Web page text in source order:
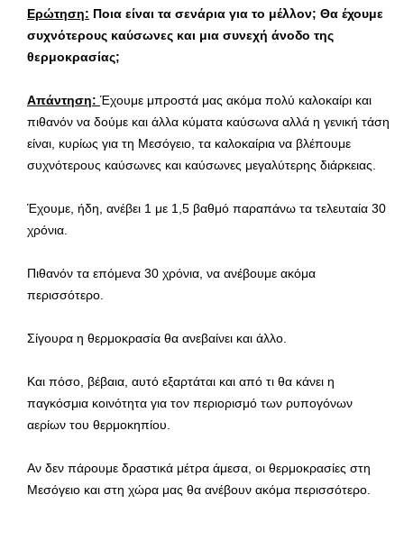
Ερώτηση: Ποια είναι τα σενάρια για το μέλλον; Θα έχουμε
συχνότερους καύσωνες και μια συνεχή άνοδο της
θερμοκρασίας;
Απάντηση: Έχουμε μπροστά μας ακόμα πολύ καλοκαίρι και
πιθανόν να δούμε και άλλα κύματα καύσωνα αλλά η γενική τάση
είναι, κυρίως για τη Μεσόγειο, τα καλοκαίρια να βλέπουμε
συχνότερους καύσωνες και καύσωνες μεγαλύτερης διάρκειας.
Έχουμε, ήδη, ανέβει 1 με 1,5 βαθμό παραπάνω τα τελευταία 30
χρόνια.
Πιθανόν τα επόμενα 30 χρόνια, να ανέβουμε ακόμα
περισσότερο.
Σίγουρα η θερμοκρασία θα ανεβαίνει και άλλο.
Και πόσο, βέβαια, αυτό εξαρτάται και από τι θα κάνει η
παγκόσμια κοινότητα για τον περιορισμό των ρυπογόνων
αερίων του θερμοκηπίου.
Αν δεν πάρουμε δραστικά μέτρα άμεσα, οι θερμοκρασίες στη
Μεσόγειο και στη χώρα μας θα ανέβουν ακόμα περισσότερο.